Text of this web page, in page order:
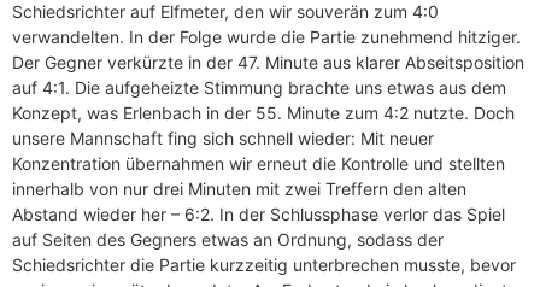
Schiedsrichter auf Elfmeter, den wir souverän zum 4:0
verwandelten. In der Folge wurde die Partie zunehmend hitziger.
Der Gegner verkürzte in der 47. Minute aus klarer Abseitsposition
auf 4:1. Die aufgeheizte Stimmung brachte uns etwas aus dem
Konzept, was Erlenbach in der 55. Minute zum 4:2 nutzte. Doch
unsere Mannschaft fing sich schnell wieder: Mit neuer
Konzentration übernahmen wir erneut die Kontrolle und stellten
innerhalb von nur drei Minuten mit zwei Treffern den alten
Abstand wieder her – 6:2. In der Schlussphase verlor das Spiel
auf Seiten des Gegners etwas an Ordnung, sodass der
Schiedsrichter die Partie kurzzeitig unterbrechen musste, bevor